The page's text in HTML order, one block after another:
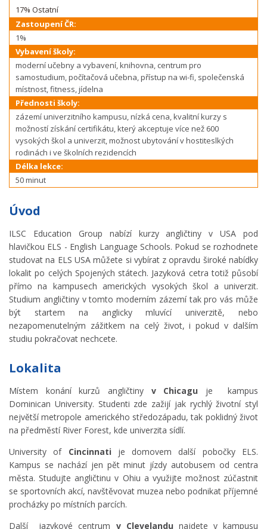
17% Ostatní
Zastoupení ČR:
1%
Vybavení školy:
moderní učebny a vybavení, knihovna, centrum pro
samostudium, počítačová učebna, přístup na wi-fi, společenská
místnost, fitness, jídelna
Přednosti školy:
zázemí univerzitního kampusu, nízká cena, kvalitní kurzy s
možností získání certifikátu, který akceptuje více než 600
vysokých škol a univerzit, možnost ubytování v hostiteslkých
rodinách i ve školních rezidencích
Délka lekce:
50 minut
Úvod
ILSC Education Group nabízí kurzy angličtiny v USA pod
hlavičkou ELS - English Language Schools. Pokud se rozhodnete
studovat na ELS USA můžete si vybírat z opravdu široké nabídky
lokalit po celých Spojených státech. Jazyková cetra totiž působí
přímo na kampusech amerických vysokých škol a univerzit.
Studium angličtiny v tomto moderním zázemí tak pro vás může
být startem na anglicky mluvící univerzitě, nebo
nezapomenutelným zážitkem na celý život, i pokud v dalším
studiu pokračovat nechcete.
Lokalita
Místem konání kurzů angličtiny v Chicagu je kampus
Dominican University. Studenti zde zažijí jak rychlý životní styl
největší metropole amerického středozápadu, tak poklidný život
na předměstí River Forest, kde univerzita sídlí.
University of Cincinnati je domovem další pobočky ELS.
Kampus se nachází jen pět minut jízdy autobusem od centra
města. Studujte angličtinu v Ohiu a využijte možnost zúčastnit
se sportovních akcí, navštěvovat muzea nebo podnikat příjemné
procházky po místních parcích.
Další jazykové centrum v Clevelandu najdete v kampusu